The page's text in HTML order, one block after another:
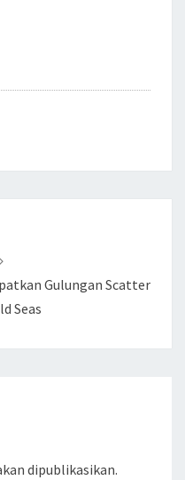
Gulungan Scatter
Seas
dipublikasikan.